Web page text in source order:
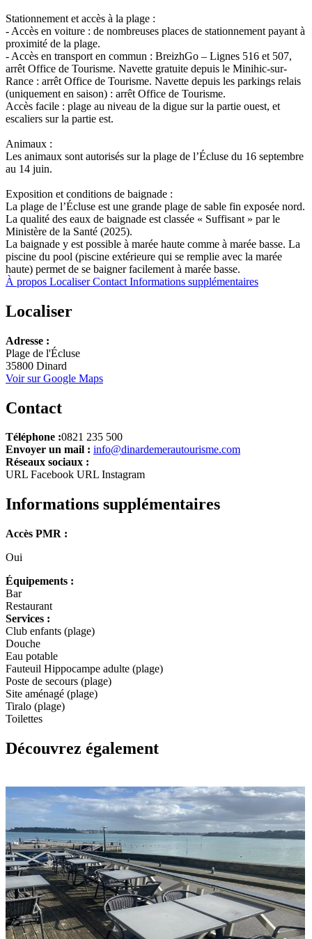
Stationnement et accès à la plage :
- Accès en voiture : de nombreuses places de stationnement payant à
proximité de la plage.
- Accès en transport en commun : BreizhGo – Lignes 516 et 507,
arrêt Office de Tourisme. Navette gratuite depuis le Minihic-sur-
Rance : arrêt Office de Tourisme. Navette depuis les parkings relais
(uniquement en saison) : arrêt Office de Tourisme.
Accès facile : plage au niveau de la digue sur la partie ouest, et
escaliers sur la partie est.
Animaux :
Les animaux sont autorisés sur la plage de l’Écluse du 16 septembre
au 14 juin.
Exposition et conditions de baignade :
La plage de l’Écluse est une grande plage de sable fin exposée nord.
La qualité des eaux de baignade est classée « Suffisant » par le
Ministère de la Santé (2025).
La baignade y est possible à marée haute comme à marée basse. La
piscine du pool (piscine extérieure qui se remplie avec la marée
haute) permet de se baigner facilement à marée basse.
À propos Localiser Contact Informations supplémentaires
Localiser
+
−
Adresse :
Plage de l'Écluse
35800 Dinard
Voir sur Google Maps
Contact
Téléphone :0821 235 500
Envoyer un mail : info@dinardemerautourisme.com
Réseaux sociaux :
URL Facebook URL Instagram
Informations supplémentaires
Accès PMR :
Oui
Équipements :
Bar
Restaurant
Services :
Club enfants (plage)
Douche
Eau potable
Fauteuil Hippocampe adulte (plage)
Poste de secours (plage)
Site aménagé (plage)
Tiralo (plage)
Toilettes
Découvrez également